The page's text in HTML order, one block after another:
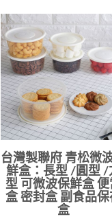
台灣製聯府 青松微
鮮盒：長型 /圓型 /
型 可微波保鮮盒 便
盒 密封盒 副食品保
盒